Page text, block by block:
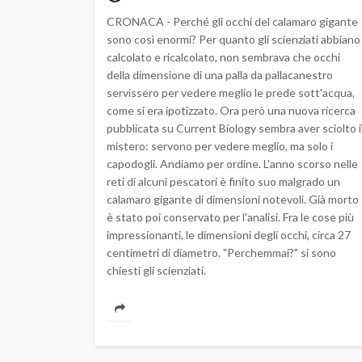
CRONACA - Perché gli occhi del calamaro gigante
sono così enormi? Per quanto gli scienziati abbiano
calcolato e ricalcolato, non sembrava che occhi
della dimensione di una palla da pallacanestro
servissero per vedere meglio le prede sott'acqua,
come si era ipotizzato. Ora però una nuova ricerca
pubblicata su Current Biology sembra aver sciolto
mistero: servono per vedere meglio, ma solo i
capodogli. Andiamo per ordine. L'anno scorso nelle
reti di alcuni pescatori è finito suo malgrado un
calamaro gigante di dimensioni notevoli. Già morto
è stato poi conservato per l'analisi. Fra le cose più
impressionanti, le dimensioni degli occhi, circa 27
centimetri di diametro. "Perchemmai?" si sono
chiesti gli scienziati.